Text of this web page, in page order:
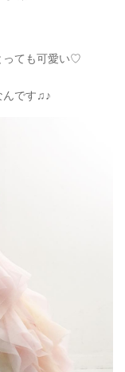
っても可愛い♡
んです♫♪